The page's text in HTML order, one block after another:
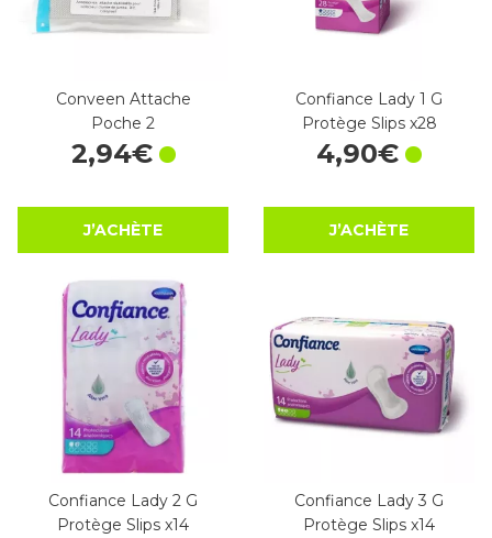
Conveen Attache
Poche 2
2,94€
J’ACHÈTE
Confiance Lady 1 G
Protège Slips x28
4,90€
J’ACHÈTE
Confiance Lady 2 G
Protège Slips x14
Confiance Lady 3 G
Protège Slips x14